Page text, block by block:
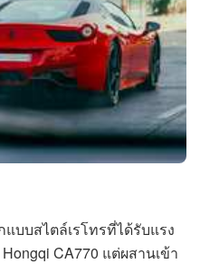
บบสไตล์เรโทรที่ได้รับแรง
CA770 แต่ผสานเข้า